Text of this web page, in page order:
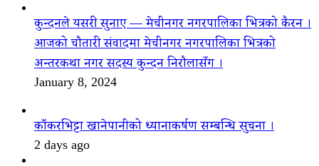
कुन्दनले यसरी सुनाए — मेचीनगर नगरपालिका भित्रको कैरन ।
आजको चौतारी संवादमा मेचीनगर नगरपालिका भित्रको
अन्तरकथा नगर सदस्य कुन्दन निरौलासँग ।
January 8, 2024
काँकरभिट्टा खानेपानीको ध्यानाकर्षण सम्बन्धि सुचना ।
2 days ago